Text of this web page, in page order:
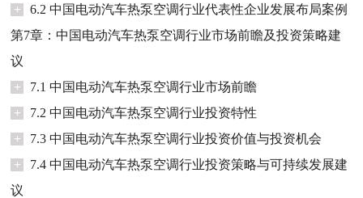
+
6.2 中国电动汽车热泵空调行业代表性企业发展布局案例
第7章：中国电动汽车热泵空调行业市场前瞻及投资策略建
议
+
7.1 中国电动汽车热泵空调行业市场前瞻
+
7.2 中国电动汽车热泵空调行业投资特性
+
7.3 中国电动汽车热泵空调行业投资价值与投资机会
+
7.4 中国电动汽车热泵空调行业投资策略与可持续发展建
议